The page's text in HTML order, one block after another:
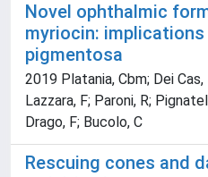
Novel ophthalmic
myriocin:
pigmentosa
2019 Platania, Cbm; Dei Cas,
Lazzara, F; Paroni, R;
Drago, F; Bucolo, C
Rescuing cones and